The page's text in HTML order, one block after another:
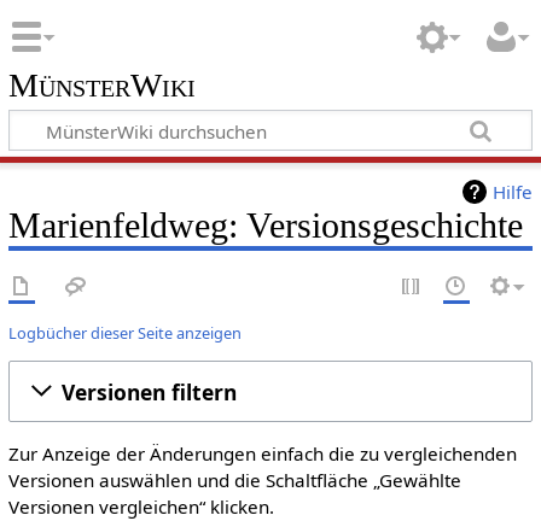
MünsterWiki
Hilfe
Marienfeldweg: Versionsgeschichte
Logbücher dieser Seite anzeigen
Versionen filtern
Zur Anzeige der Änderungen einfach die zu vergleichenden
Versionen auswählen und die Schaltfläche „Gewählte
Versionen vergleichen“ klicken.